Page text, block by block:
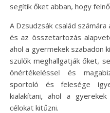
segítik őket abban, hogy
A Dzsudzsák család
és az összetartozás
ahol a gyermekek szabadon
szülők meghallgatják őket,
önértékeléssel és
sportoló és felesége
kialakítani, ahol a
célokat kitűzni.